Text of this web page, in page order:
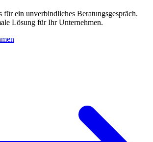
für ein unverbindliches Beratungsgespräch.
Lösung für Ihr Unternehmen.